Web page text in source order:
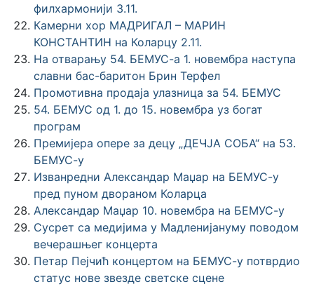
филхармонији 3.11.
Камерни хор МАДРИГАЛ – МАРИН
КОНСТАНТИН на Коларцу 2.11.
На отварању 54. БЕМУС-а 1. новембра наступа
славни бас-баритон Брин Терфел
Промотивна продаја улазница за 54. БЕМУС
54. БЕМУС од 1. до 15. новембра уз богат
програм
Премијера опере за децу „ДЕЧЈА СОБА“ на 53.
БЕМУС-у
Изванредни Александар Маџар на БЕМУС-у
пред пуном двораном Коларца
Александар Маџар 10. новембра на БЕМУС-у
Сусрет са медијима у Мадленијануму поводом
вечерашњег концерта
Петар Пејчић концертом на БЕМУС-у потврдио
статус нове звезде светске сцене